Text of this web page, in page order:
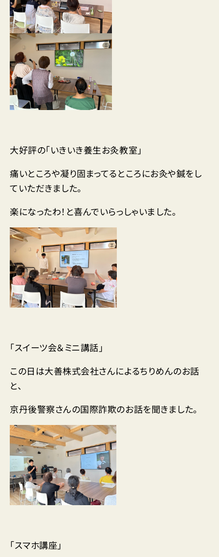
大好評の「いきいき養生お灸教室」
痛いところや凝り固まってるところにお灸や鍼をし
ていただきました。
楽になったわ！と喜んでいらっしゃいました。
「スイーツ会＆ミニ講話」
この日は大善株式会社さんによるちりめんのお話
と、
京丹後警察さんの国際詐欺のお話を聞きました。
「スマホ講座」